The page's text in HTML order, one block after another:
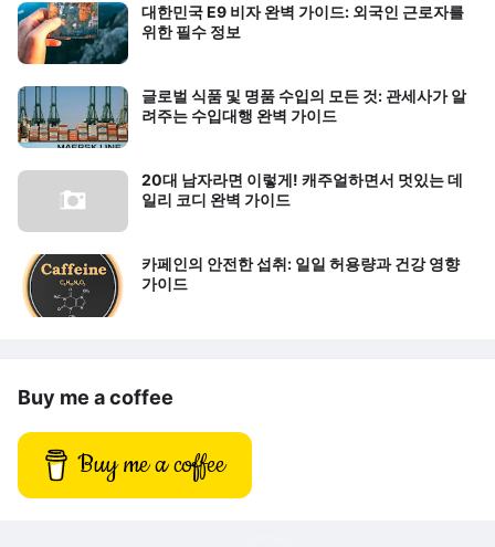
대한민국 E9 비자 완벽 가이드: 외국인 근로자를
위한 필수 정보
글로벌 식품 및 명품 수입의 모든 것: 관세사가 알
려주는 수입대행 완벽 가이드
20대 남자라면 이렇게! 캐주얼하면서 멋있는 데
일리 코디 완벽 가이드
카페인의 안전한 섭취: 일일 허용량과 건강 영향
가이드
Buy me a coffee
Buy me a coffee